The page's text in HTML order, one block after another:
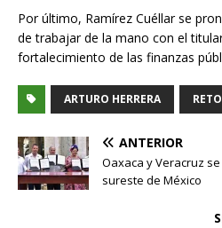
Por último, Ramírez Cuéllar se
de trabajar de la mano con el
fortalecimiento de las finanzas
ARTURO HERRERA
ANTERIOR
Oaxaca y Veracruz
sureste de México